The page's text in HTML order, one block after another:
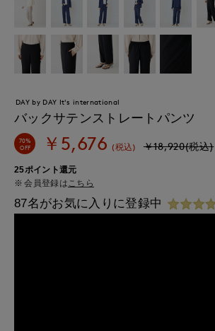
DAY by DAY It's international
バックサテンストレートパンツ
70%
OFF
￥5,676 (税込) ￥18,920(税込)
25ポイント還元
会員登録は こちら
87名がお気に入りに登録中